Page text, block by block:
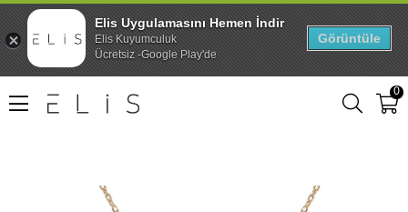
0
Elis Uygulamasını Hemen İndir
Elis Kuyumculuk
Ücretsiz -Google Play'de
Görüntüle